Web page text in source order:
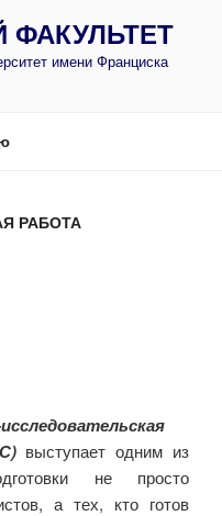
имени Франциска
РАБОТА
выступает одним из
не просто
а тех, кто готов